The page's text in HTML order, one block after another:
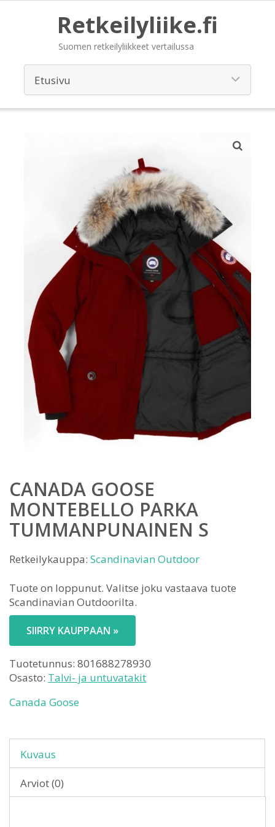
Retkeilyliike.fi
Suomen retkeilyliikkeet vertailussa
CANADA GOOSE
MONTEBELLO PARKA
TUMMANPUNAINEN S
Retkeilykauppa: Scandinavian Outdoor
Tuote on loppunut. Valitse joku vastaava tuote
Scandinavian Outdoorilta.
SIIRRY KAUPPAAN »
Tuotetunnus: 801688278930
Osasto: Talvi- ja untuvatakit
Canada Goose
Kuvaus
Arviot (0)